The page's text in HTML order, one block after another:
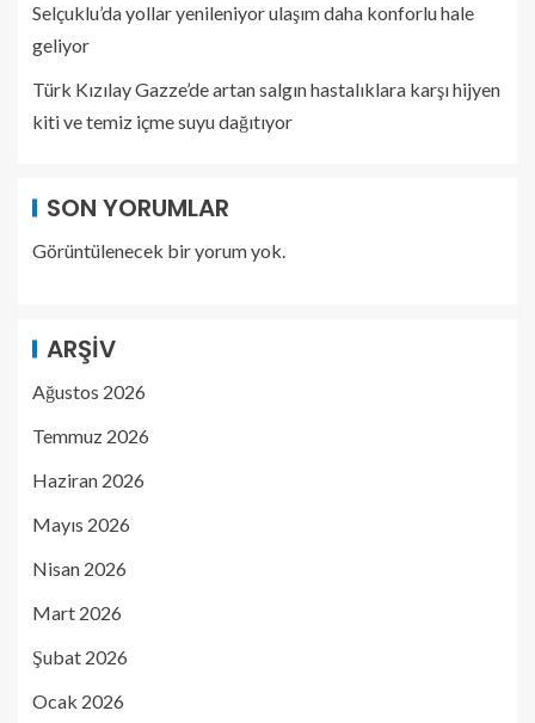
Selçuklu’da yollar yenileniyor ulaşım daha konforlu hale
geliyor
Türk Kızılay Gazze’de artan salgın hastalıklara karşı hijyen
kiti ve temiz içme suyu dağıtıyor
SON YORUMLAR
Görüntülenecek bir yorum yok.
ARŞIV
Ağustos 2026
Temmuz 2026
Haziran 2026
Mayıs 2026
Nisan 2026
Mart 2026
Şubat 2026
Ocak 2026